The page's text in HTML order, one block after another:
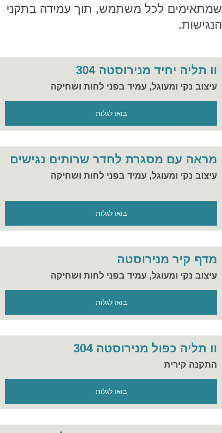
שמתאימים לכל משתמש, תוך עמידה בתקני
הנגישות.
וו תליה יחיד מנירוסטה 304
עיצוב נקי ומעוגל, עמיד בפני לחות ושחיקה
בואו לגלות
מראה עם מסגרת לחדר שרותים נגישים
עיצוב נקי ומעוגל, עמיד בפני לחות ושחיקה
בואו לגלות
מדף קיר מנירוסטה
עיצוב נקי ומעוגל, עמיד בפני לחות ושחיקה
בואו לגלות
וו תליה כפול מנירוסטה 304
התקנה קירית
בואו לגלות